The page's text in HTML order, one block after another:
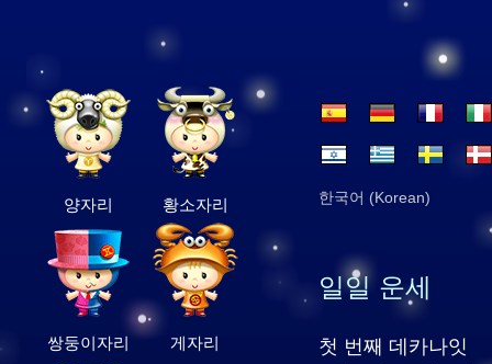
양자리 황소자리
쌍둥이자리 게자리
한국어 (Korean)
일일 운세
첫 번째 데카나잇